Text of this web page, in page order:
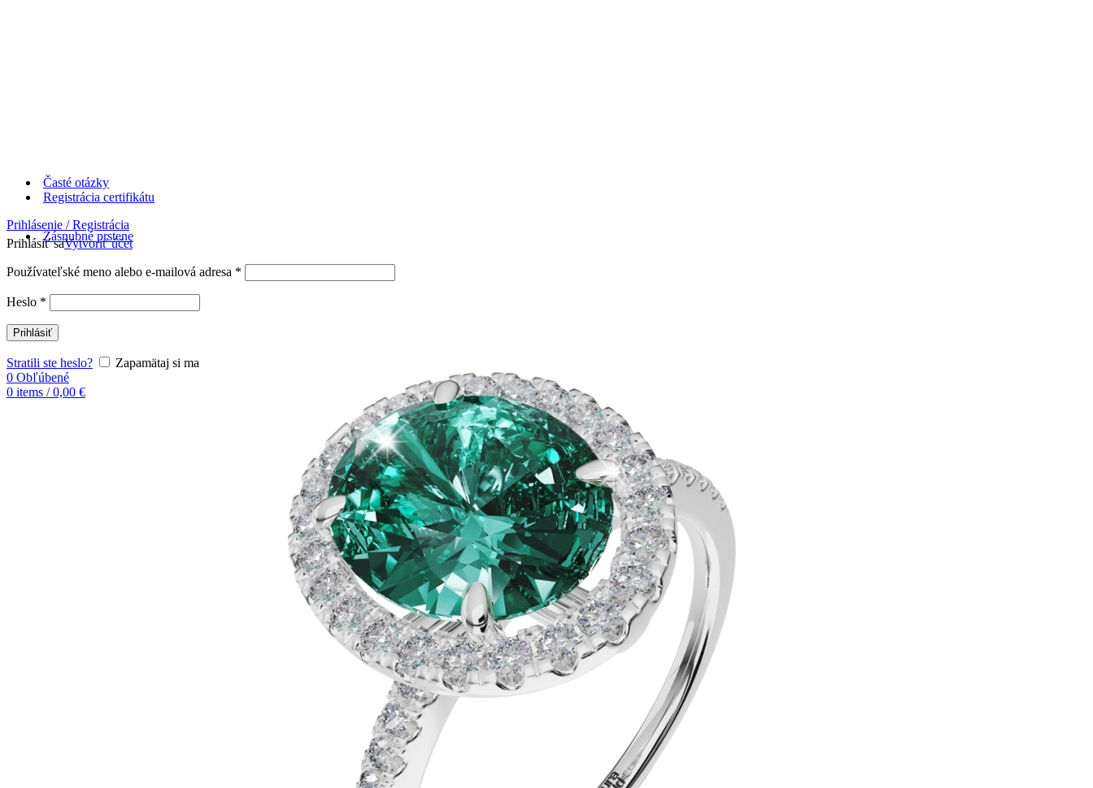
Časté otázky
Registrácia certifikátu
Prihlásenie / Registrácia
Prihlásiť saVytvoriť účet
Používateľské meno alebo e-mailová adresa *
Heslo *
Prihlásiť
Stratili ste heslo?
Zapamätaj si ma
0 Obľúbené
0 items / 0,00 €
Zásnubné prstene